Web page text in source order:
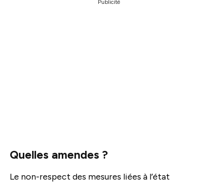
Publicité
Quelles amendes ?
Le non-respect des mesures liées à l’état